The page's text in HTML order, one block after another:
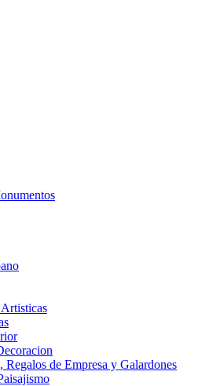
Regalos de Empresa y Galardones